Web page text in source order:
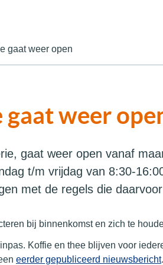
gaat weer open
gaat weer
gaat weer open vanaf
t/m vrijdag van 8:30-
met de regels die
bij binnenkomst en zich te
Koffie en thee blijven voor
eerder gepubliceerd nieuwsbericht.